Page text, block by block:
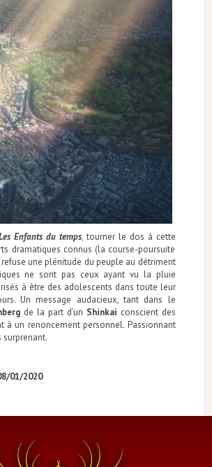
Enfants du temps, tourner le dos à cette
dramatiques connus (la course-poursuite
refuse une plénitude du peuple au détriment
ne sont pas ceux ayant vu la pluie
à être des adolescents dans toute leur
Un message audacieux, tant dans le
de la part d’un Shinkai conscient des
à un renoncement personnel. Passionnant
01/2020